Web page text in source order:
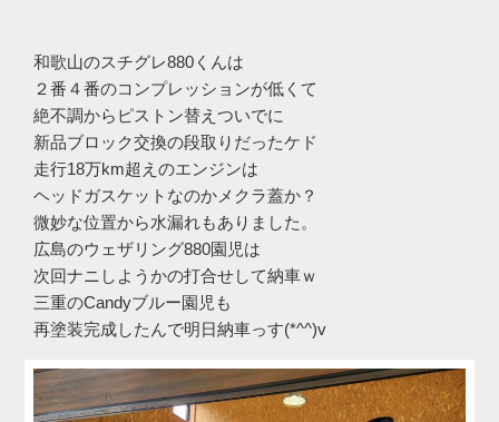
和歌山のスチグレ880くんは
２番４番のコンプレッションが低くて
絶不調からピストン替えついでに
新品ブロック交換の段取りだったケド
走行18万km超えのエンジンは
ヘッドガスケットなのかメクラ蓋か？
微妙な位置から水漏れもありました。
広島のウェザリング880園児は
次回ナニしようかの打合せして納車ｗ
三重のCandyブルー園児も
再塗装完成したんで明日納車っす(*^^)v